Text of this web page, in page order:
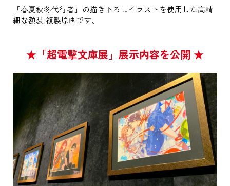
「春夏秋冬代行者」の描き下ろしイラストを使用した高精
細な額装 複製原画です。
★「超電撃文庫展」展示内容を公開 ★